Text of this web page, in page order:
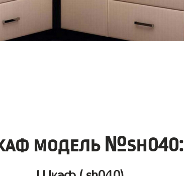
модель №sh040: